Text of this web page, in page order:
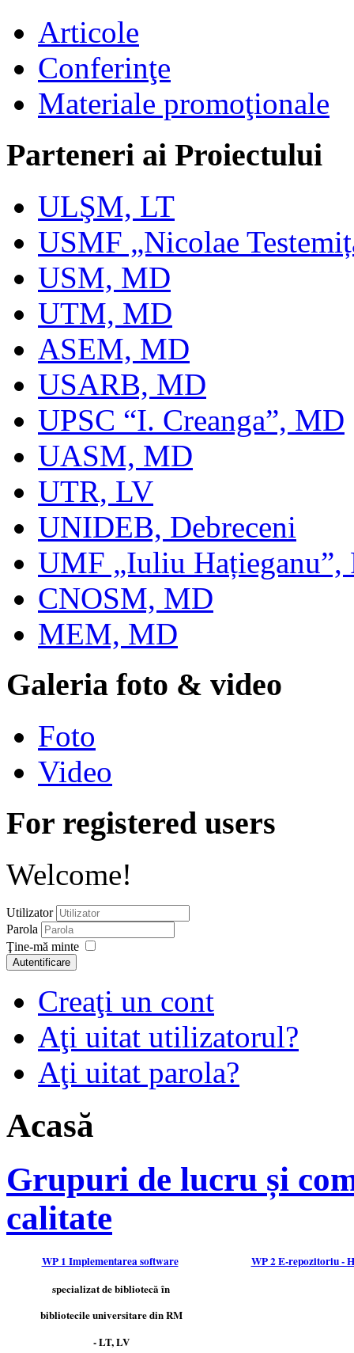
Articole
Conferinţe
Materiale promoţionale
Parteneri ai Proiectului
ULŞM, LT
USMF „Nicolae
USM, MD
UTM, MD
ASEM, MD
USARB, MD
UPSC “I. Creanga”, MD
UASM, MD
UTR, LV
UNIDEB, Debreceni
UMF „Iuliu Hațieganu”,
CNOSM, MD
MEM, MD
Galeria foto & video
Foto
Video
For registered users
Welcome!
Utilizator
Parola
Ţine-mă minte
Autentificare
Creaţi un cont
Aţi uitat utilizatorul?
Aţi uitat parola?
Acasă
Grupuri de lucru și
calitate
WP 1 Implementarea software
specializat de bibliotecă în
bibliotecile universitare din RM
- LT, LV
WP 2 E-repozitoriu -